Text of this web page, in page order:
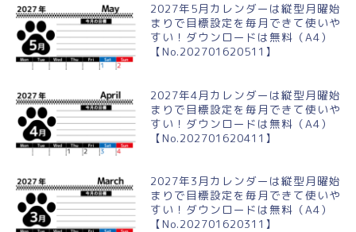
2027年5月カレンダーは縦型月曜始
まりで目標設定を毎月できて使いや
すい！ダウンロードは無料（A4）
【No.202701620511】
2027年4月カレンダーは縦型月曜始
まりで目標設定を毎月できて使いや
すい！ダウンロードは無料（A4）
【No.202701620411】
2027年3月カレンダーは縦型月曜始
まりで目標設定を毎月できて使いや
すい！ダウンロードは無料（A4）
【No.202701620311】